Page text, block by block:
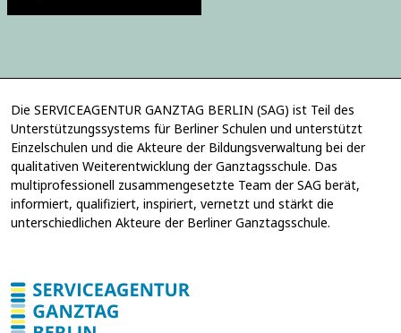
g
Die SERVICEAGENTUR GANZTAG BERLIN (SAG) ist Teil des
Unterstützungssystems für Berliner Schulen und unterstützt
Einzelschulen und die Akteure der Bildungsverwaltung bei der
qualitativen Weiterentwicklung der Ganztagsschule. Das
multiprofessionell zusammengesetzte Team der SAG berät,
informiert, qualifiziert, inspiriert, vernetzt und stärkt die
unterschiedlichen Akteure der Berliner Ganztagsschule.